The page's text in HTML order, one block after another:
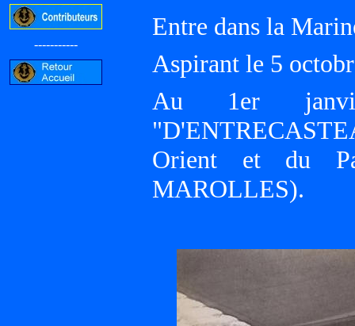
-----------
Entre dans la
Aspirant le 5
Au 1er
Orient et du
MAROLLES).